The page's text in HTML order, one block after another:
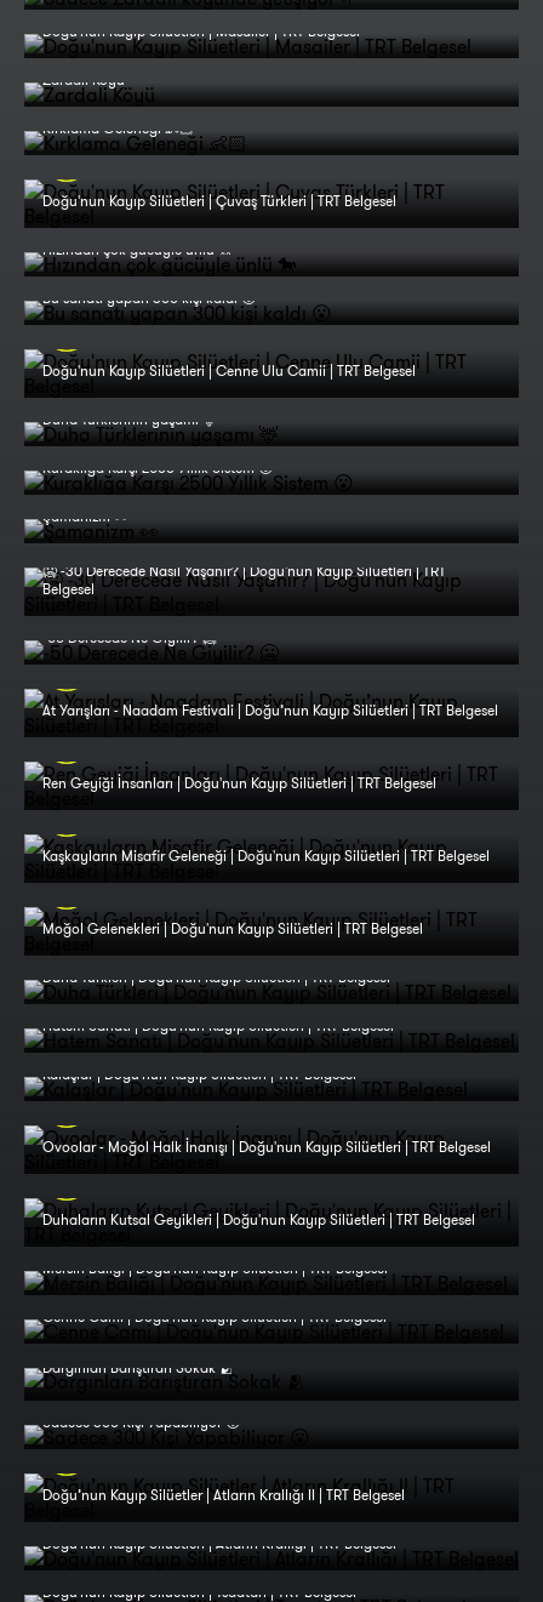
Doğu'nun Kayıp Silüetleri | Masailer | TRT Belgesel
Zardali Köyü
Kırklama Geleneği 👶🏻
Doğu'nun Kayıp Silüetleri | Çuvaş Türkleri | TRT Belgesel
Hızından çok gücüyle ünlü 🐎
Bu sanatı yapan 300 kişi kaldı 😮
Doğu'nun Kayıp Silüetleri | Cenne Ulu Camii | TRT Belgesel
Duha Türklerinin yaşamı 🦌
Kuraklığa Karşı 2500 Yıllık Sistem 😮
Şamanizm 👀
🥶 -30 Derecede Nasıl Yaşanır? | Doğu'nun Kayıp Silüetleri | TRT
Belgesel
-50 Derecede Ne Giyilir? 🥶
At Yarışları - Naadam Festivali | Doğu’nun Kayıp Silüetleri | TRT Belgesel
Ren Geyiği İnsanları | Doğu'nun Kayıp Silüetleri | TRT Belgesel
Kaşkayların Misafir Geleneği | Doğu'nun Kayıp Silüetleri | TRT Belgesel
Moğol Gelenekleri | Doğu'nun Kayıp Silüetleri | TRT Belgesel
Duha Türkleri | Doğu'nun Kayıp Silüetleri | TRT Belgesel
Hatem Sanatı | Doğu'nun Kayıp Silüetleri | TRT Belgesel
Kalaşlar | Doğu'nun Kayıp Silüetleri | TRT Belgesel
Ovoolar - Moğol Halk İnanışı | Doğu'nun Kayıp Silüetleri | TRT Belgesel
Duhaların Kutsal Geyikleri | Doğu'nun Kayıp Silüetleri | TRT Belgesel
Mersin Balığı | Doğu'nun Kayıp Silüetleri | TRT Belgesel
Cenne Cami | Doğu'nun Kayıp Silüetleri | TRT Belgesel
Dargınları Barıştıran Sokak 🫂
Sadece 300 Kişi Yapabiliyor 😮
Doğu’nun Kayıp Silüetler | Atların Krallığı II | TRT Belgesel
Doğu'nun Kayıp Silüetleri | Atların Krallığı | TRT Belgesel
Doğu'nun Kayıp Silüetleri | Tsaatan | TRT Belgesel